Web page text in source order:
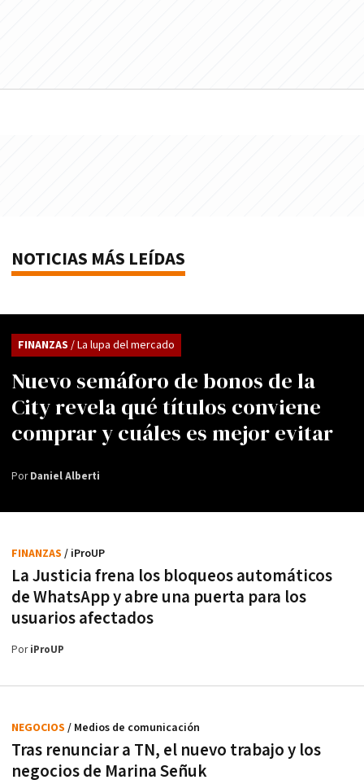
NOTICIAS MÁS LEÍDAS
Nuevo semáforo de bonos de la
City revela qué títulos conviene
comprar y cuáles es mejor evitar
FINANZAS / La lupa del mercado
PorDaniel Alberti
La Justicia frena los bloqueos automáticos
de WhatsApp y abre una puerta para los
usuarios afectados
FINANZAS / iProUP
PoriProUP
Tras renunciar a TN, el nuevo trabajo y los
negocios de Marina Señuk
NEGOCIOS / Medios de comunicación